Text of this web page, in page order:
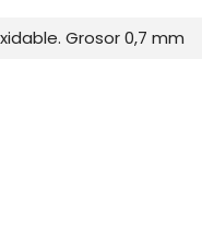
Grosor 0,7 mm